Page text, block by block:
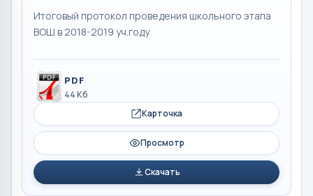
Итоговый протокол проведения школьного этапа
ВОШ в 2018-2019 уч.году
PDF
44 Кб
Карточка
Просмотр
Скачать